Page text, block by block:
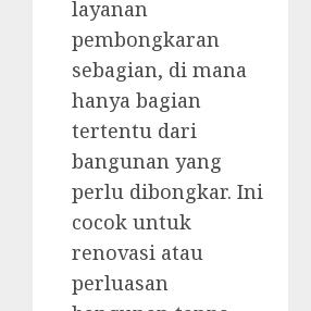
layanan
pembongkaran
sebagian, di mana
hanya bagian
tertentu dari
bangunan yang
perlu dibongkar. Ini
cocok untuk
renovasi atau
perluasan